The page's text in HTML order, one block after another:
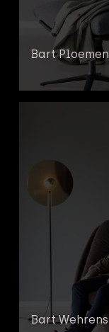
Bart Ploemen
Bart Wehrens